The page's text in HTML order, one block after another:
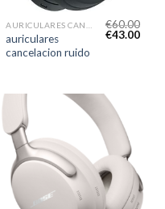
auriculares
cancelacion ruido
€60.00
€43.00